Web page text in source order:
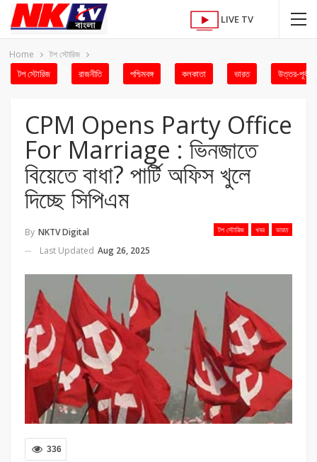
LIVE TV
Home টপ স্টোরিজ
টপ স্টোরিজ রাজনীতি পশ্চিমবঙ্গ কলকাতা ভারত উত্তর-পূর্ব
CPM Opens Party Office
For Marriage : ভিনজাতে
বিয়েতে বাধা? পার্টি অফিস খুলে
দিচ্ছে সিপিএম
টপ স্টোরিজ খবর ভারত
By NKTV Digital
Last Updated Aug 26, 2025
336